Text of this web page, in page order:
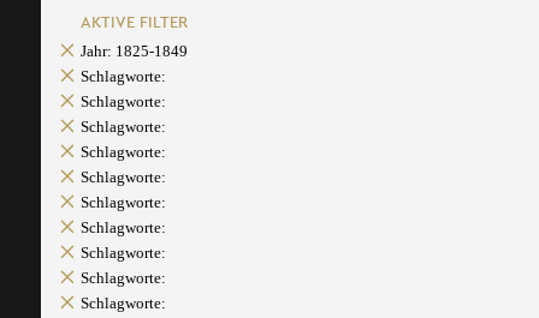
AKTIVE FILTER
Jahr: 1825-1849
Schlagworte:
Schlagworte:
Schlagworte:
Schlagworte:
Schlagworte:
Schlagworte:
Schlagworte:
Schlagworte:
Schlagworte:
Schlagworte: